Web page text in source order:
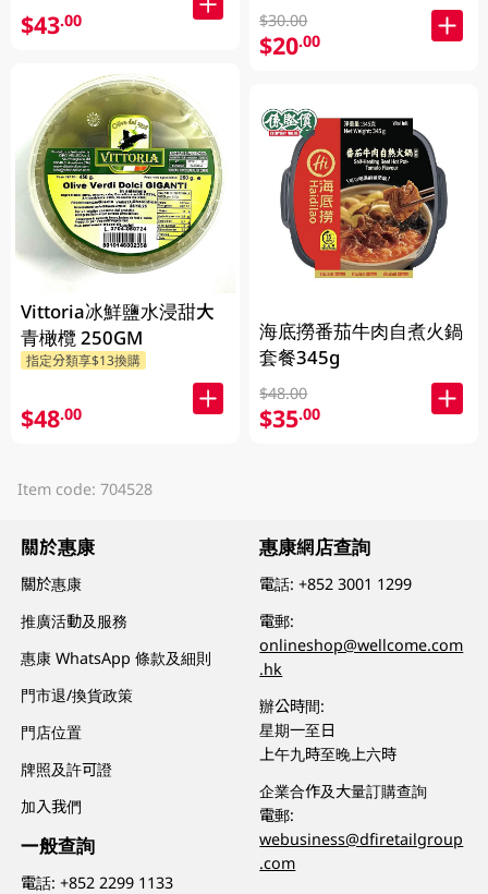
$43.00
Vittoria冰鮮鹽水浸甜大
青橄欖 250GM
指定分類享$13換購
$48.00
$30.00
$20.00
海底撈番茄牛肉自煮火鍋
套餐345g
$48.00
$35.00
Item code: 704528
關於惠康
關於惠康
推廣活動及服務
惠康 WhatsApp 條款及細則
門市退/換貨政策
門店位置
牌照及許可證
加入我們
一般查詢
電話:+852 2299 1133
惠康網店查詢
電話:+852 3001 1299
電郵:
onlineshop@wellcome.com
.hk
辦公時間:
星期一至日
上午九時至晚上六時
企業合作及大量訂購查詢
電郵:
webusiness@dfiretailgroup
.com